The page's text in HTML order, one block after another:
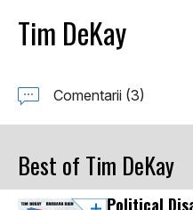
Tim DeKay
Comentarii (3)
Best of Tim DeKay
Political